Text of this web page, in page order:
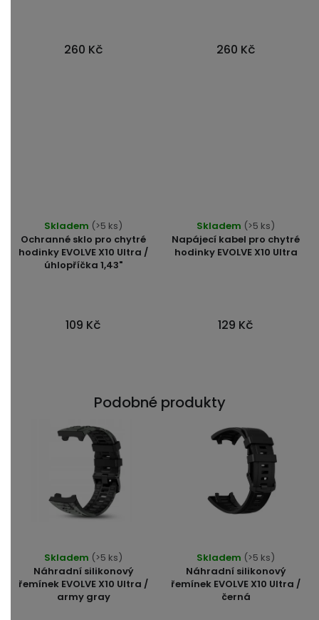
5
260 Kč
5
260 Kč
Ochranné sklo pro chytré
hodinky EVOLVE X10 Ultra /
úhlopříčka 1,43"
hodnocení
produktu
je
5
Skladem (>5 ks)
109 Kč
Napájecí kabel pro chytré
hodinky EVOLVE X10 Ultra
Skladem (>5 ks)
129 Kč
Podobné produkty
Náhradní silikonový
řemínek EVOLVE X10 Ultra /
army gray
Skladem (>5 ks)
Náhradní silikonový
řemínek EVOLVE X10 Ultra /
černá
hodnocení
produktu
je
Skladem (>5 ks)